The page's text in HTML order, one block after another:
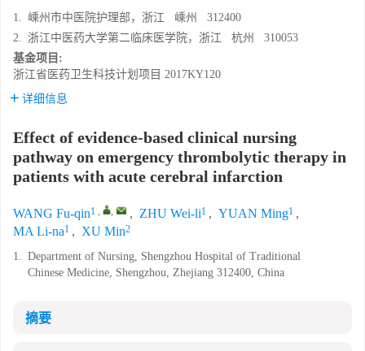
1. 嵊州市中医院护理部，浙江 嵊州 312400
2. 浙江中医药大学第二临床医学院，浙江 杭州 310053
基金项目:
浙江省医药卫生科技计划项目 2017KY120
详细信息
Effect of evidence-based clinical nursing
pathway on emergency thrombolytic therapy in
patients with acute cerebral infarction
WANG Fu-qin1 , , , ZHU Wei-li1 , YUAN Ming1 ,
MA Li-na1 , XU Min2
1. Department of Nursing, Shengzhou Hospital of Traditional
Chinese Medicine, Shengzhou, Zhejiang 312400, China
摘要